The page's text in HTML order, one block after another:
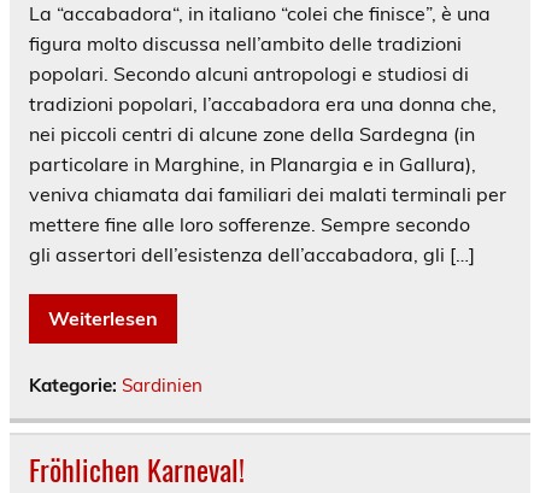
La “accabadora“, in italiano “colei che finisce”, è una
figura molto discussa nell’ambito delle tradizioni
popolari. Secondo alcuni antropologi e studiosi di
tradizioni popolari, l’accabadora era una donna che,
nei piccoli centri di alcune zone della Sardegna (in
particolare in Marghine, in Planargia e in Gallura),
veniva chiamata dai familiari dei malati terminali per
mettere fine alle loro sofferenze. Sempre secondo
gli assertori dell’esistenza dell’accabadora, gli […]
Weiterlesen
Kategorie: Sardinien
Fröhlichen Karneval!